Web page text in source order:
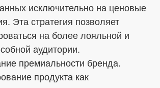
исключительно на ценовые
Эта стратегия позволяет
на более лояльной и
аудитории.
премиальности бренда.
продукта как